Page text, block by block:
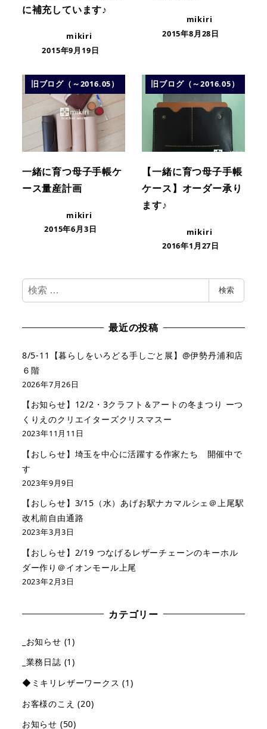
に補充しています♪
mikiri
2015年9月19日
mikiri
2015年8月28日
旧ブログ（～2016.05）
一緒に育つ母子手帳ケ
ース量産計画
mikiri
2015年6月3日
旧ブログ（～2016.05）
【一緒に育つ母子手帳
ケース】オーダー承り
ます♪
mikiri
2016年1月27日
検
索
検索
最近の投稿
8/5-11【暮らしをいろどる手しごと展】@伊勢丹浦和店
６階
2026年7月26日
【お知らせ】12/2・3クラフト＆アートの冬まつり ーつ
くりえのクリエイターズクリスマスー
2023年11月11日
【おしらせ】埼玉を中心に活躍する作家たち 開催中で
す
2023年9月9日
【おしらせ】3/15（水）あげお駅ナカマルシェ＠上尾駅
改札前自由通路
2023年3月3日
【おしらせ】2/19 つなげるレザーチェーンのキーホル
ダー作り＠イオンモール上尾
2023年2月3日
カテゴリー
_お知らせ (1)
_業務日誌 (1)
◆ミキリレザーワークス (1)
お客様のこえ (20)
お知らせ (50)